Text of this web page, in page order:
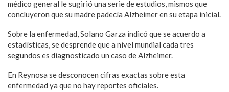
médico general le sugirió una serie de estudios, mismos que
concluyeron que su madre padecía Alzheimer en su etapa inicial.
Sobre la enfermedad, Solano Garza indicó que se acuerdo a
estadísticas, se desprende que a nivel mundial cada tres
segundos es diagnosticado un caso de Alzheimer.
En Reynosa se desconocen cifras exactas sobre esta
enfermedad ya que no hay reportes oficiales.